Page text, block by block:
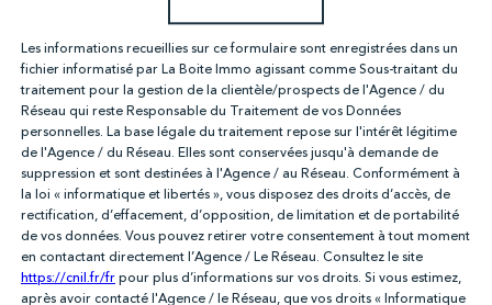
Les informations recueillies sur ce formulaire sont enregistrées dans un
fichier informatisé par La Boite Immo agissant comme Sous-traitant du
traitement pour la gestion de la clientèle/prospects de l'Agence / du
Réseau qui reste Responsable du Traitement de vos Données
personnelles. La base légale du traitement repose sur l'intérêt légitime
de l'Agence / du Réseau. Elles sont conservées jusqu'à demande de
suppression et sont destinées à l'Agence / au Réseau. Conformément à
la loi « informatique et libertés », vous disposez des droits d’accès, de
rectification, d’effacement, d’opposition, de limitation et de portabilité
de vos données. Vous pouvez retirer votre consentement à tout moment
en contactant directement l’Agence / Le Réseau. Consultez le site
https://cnil.fr/frpour plus d’informations sur vos droits. Si vous estimez,
après avoir contacté l'Agence / le Réseau, que vos droits « Informatique